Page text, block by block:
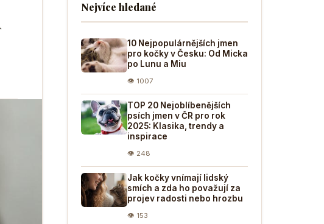
Nejvíce hledané
10 Nejpopulárnějších jmen
pro kočky v Česku: Od Micka
po Lunu a Miu
👁 1007
TOP 20 Nejoblíbenějších
psích jmen v ČR pro rok
2025: Klasika, trendy a
inspirace
👁 248
Jak kočky vnímají lidský
smích a zda ho považují za
projev radosti nebo hrozbu
👁 153